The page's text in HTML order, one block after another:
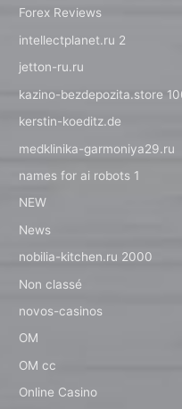
Forex Reviews
intellectplanet.ru 2
jetton-ru.ru
kazino-bezdepozita.store
kerstin-koeditz.de
medklinika-garmoniya29.ru
names for ai robots 1
NEW
News
nobilia-kitchen.ru 2000
Non classé
novos-casinos
OM
OM cc
Online Casino